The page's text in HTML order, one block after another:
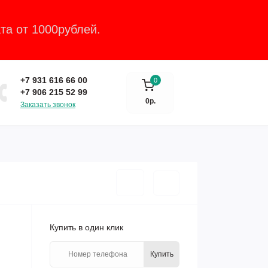
от 1000рублей.
+7 931 616 66 00
+7 906 215 52 99
Заказать звонок
0
0р.
Купить в один клик
Купить